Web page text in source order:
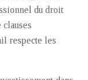
du droit
clauses
respecte les